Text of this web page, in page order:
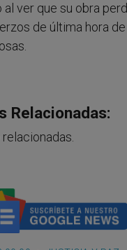
al ver que su obra
de última hora
Relacionadas: